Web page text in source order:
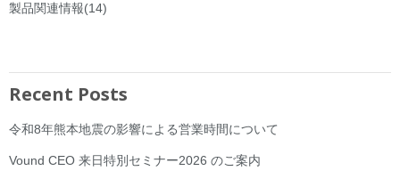
製品関連情報(14)
Recent Posts
令和8年熊本地震の影響による営業時間について
Vound CEO 来日特別セミナー2026 のご案内